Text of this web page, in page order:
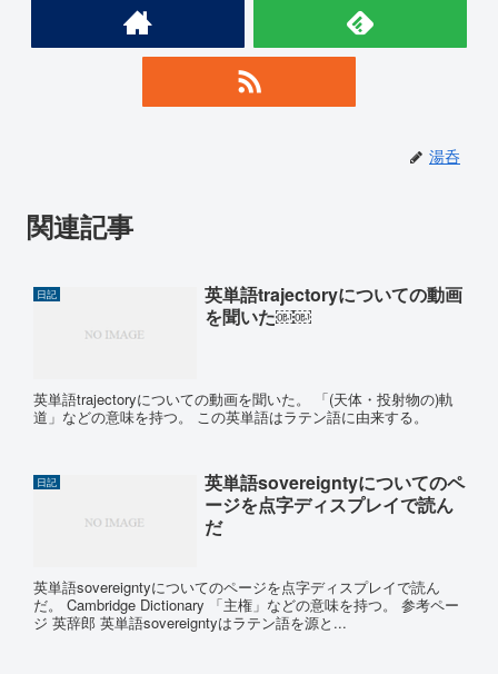
湯呑
関連記事
日記
英単語trajectoryについての動画
を聞いた￼￼
英単語trajectoryについての動画を聞いた。 「(天体・投射物の)軌
道」などの意味を持つ。 この英単語はラテン語に由来する。
日記
英単語sovereigntyについてのペ
ージを点字ディスプレイで読ん
だ
英単語sovereigntyについてのページを点字ディスプレイで読ん
だ。 Cambridge Dictionary 「主権」などの意味を持つ。 参考ペー
ジ 英辞郎 英単語sovereigntyはラテン語を源と...